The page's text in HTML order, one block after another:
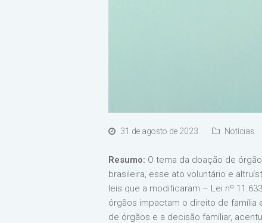
31 de agosto de 2023 Notícias
Resumo: O tema da doação de
brasileira, esse ato voluntário e
leis que a modificaram – Lei nº
órgãos impactam o direito de família
de órgãos e a decisão familiar,